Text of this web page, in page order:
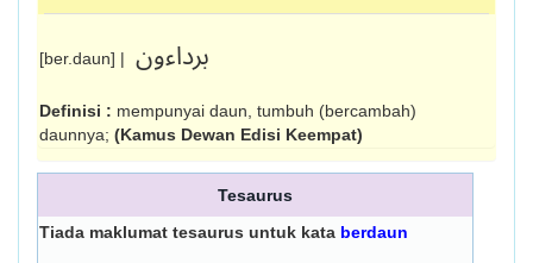
[ber.daun] | برداءون
Definisi : mempunyai daun, tumbuh (ber­cambah)
daunnya; (Kamus Dewan Edisi Keempat)
Tesaurus
Tiada maklumat tesaurus untuk kata berdaun